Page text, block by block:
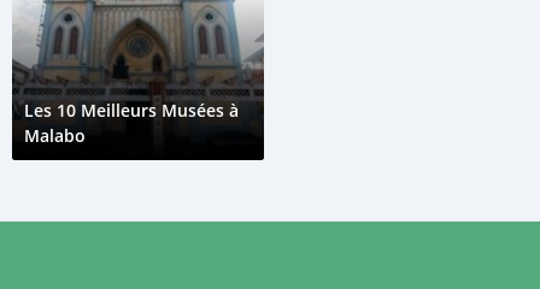
Les 10 Meilleurs Musées à
Malabo